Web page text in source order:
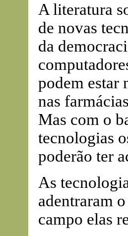
A literatura
de novas
da
podem estar
nas
Mas com o
tecnologias
poderão ter
As
adentraram
campo elas